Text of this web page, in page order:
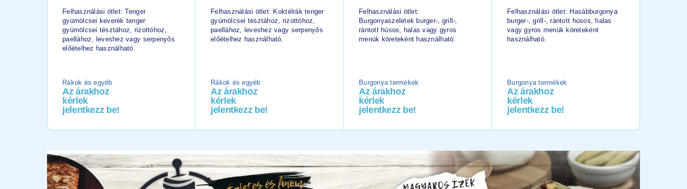
Felhasználási ötlet: Tenger
gyümölcsei keverék tenger
gyümölcsei tésztához, rizottóhoz,
paellához, leveshez vagy serpenyős
előételhez használható.
Rákok és egyéb
Az árakhoz
kérlek
jelentkezz be!
Felhasználási ötlet: Koktélrák tenger
gyümölcsei tésztához, rizottóhoz,
paellához, leveshez vagy serpenyős
előételhez használható.
Rákok és egyéb
Az árakhoz
kérlek
jelentkezz be!
Felhasználási ötlet:
Burgonyaszeletek burger-, grill-,
rántott húsos, halas vagy gyros
menük köreteként használható.
Burgonya termékek
Az árakhoz
kérlek
jelentkezz be!
Felhasználási ötlet: Hasábburgonya
burger-, grill-, rántott húsos, halas
vagy gyros menük köreteként
használható.
Burgonya termékek
Az árakhoz
kérlek
jelentkezz be!